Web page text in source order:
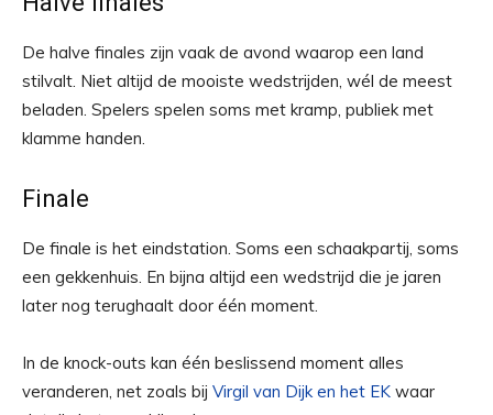
De halve finales zijn vaak de avond waarop een land
stilvalt. Niet altijd de mooiste wedstrijden, wél de meest
beladen. Spelers spelen soms met kramp, publiek met
klamme handen.
Finale
De finale is het eindstation. Soms een schaakpartij, soms
een gekkenhuis. En bijna altijd een wedstrijd die je jaren
later nog terughaalt door één moment.
In de knock-outs kan één beslissend moment alles
veranderen, net zoals bij Virgil van Dijk en het EK waar